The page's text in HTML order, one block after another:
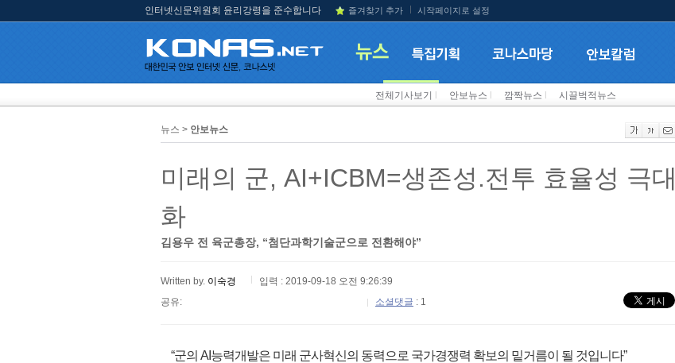
인터넷신문위원회 윤리강령을 준수합니다 즐겨찾기 추가 시작페이지로 설정
전체기사보기 안보뉴스 깜짝뉴스 시끌벅적뉴스
뉴스 > 안보뉴스
미래의 군, AI+ICBM=생존성.전투 효율성 극대
화
김용우 전 육군총장, “첨단과학기술군으로 전환해야”
Written by. 이숙경
입력 : 2019-09-18 오전 9:26:39
공유:
소셜댓글 : 1
“군의 AI능력개발은 미래 군사혁신의 동력으로 국가경쟁력 확보의 밑거름이 될 것입니다”